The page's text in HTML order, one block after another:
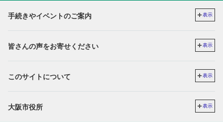
手続きやイベントのご案内 表示
皆さんの声をお寄せください 表示
このサイトについて 表示
大阪市役所 表示